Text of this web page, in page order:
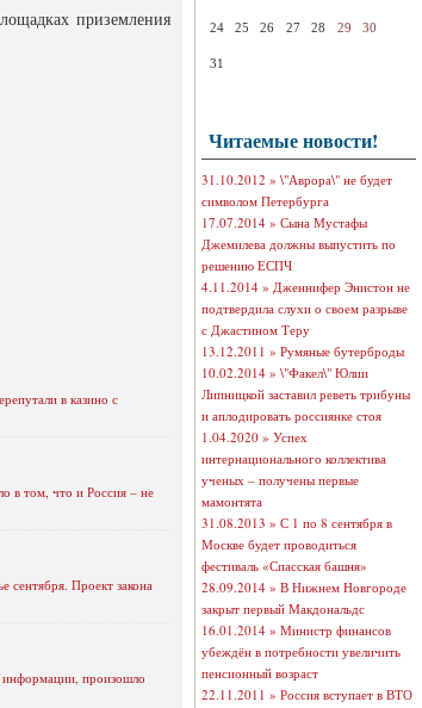
приземления
в казино с
в том, что и Россия – не
сентября. Проект закона
информации, произошло
24 25 26 27 28 29 30
31
Читаемые новости!
31.10.2012 » \"Аврора\" не будет
символом Петербурга
17.07.2014 » Сына Мустафы
Джемилева должны выпустить по
решению ЕСПЧ
4.11.2014 » Дженнифер Энистон не
подтвердила слухи о своем разрыве
с Джастином Теру
13.12.2011 » Румяные бутерброды
10.02.2014 » \"Факел\" Юлии
Липницкой заставил реветь трибуны
и аплодировать россиянке стоя
1.04.2020 » Успех
интернационального коллектива
ученых – получены первые
мамонтята
31.08.2013 » С 1 по 8 сентября в
Москве будет проводиться
фестиваль «Спасская башня»
28.09.2014 » В Нижнем Новгороде
закрыт первый Макдональдс
16.01.2014 » Министр финансов
убеждён в потребности увеличить
пенсионный возраст
22.11.2011 » Россия вступает в ВТО